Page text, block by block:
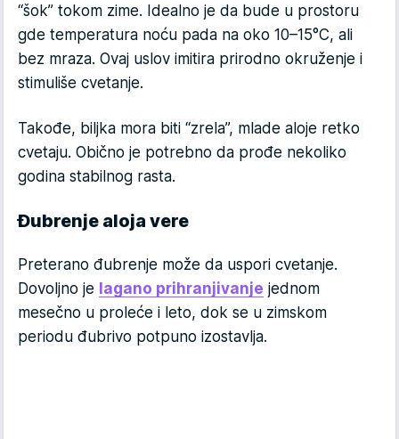
“šok” tokom zime. Idealno je da bude u prostoru
gde temperatura noću pada na oko 10–15°C, ali
bez mraza. Ovaj uslov imitira prirodno okruženje i
stimuliše cvetanje.
Takođe, biljka mora biti “zrela”, mlade aloje retko
cvetaju. Obično je potrebno da prođe nekoliko
godina stabilnog rasta.
Đubrenje aloja vere
Preterano đubrenje može da uspori cvetanje.
Dovoljno je lagano prihranjivanje jednom
mesečno u proleće i leto, dok se u zimskom
periodu đubrivo potpuno izostavlja.